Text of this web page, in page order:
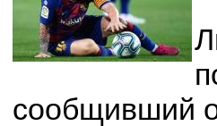
сообщивший